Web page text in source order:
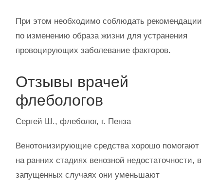
При этом необходимо соблюдать рекомендации
по изменению образа жизни для устранения
провоцирующих заболевание факторов.
Отзывы врачей
флебологов
Сергей Ш., флеболог, г. Пенза
Венотонизирующие средства хорошо помогают
на ранних стадиях венозной недостаточности, в
запущенных случаях они уменьшают